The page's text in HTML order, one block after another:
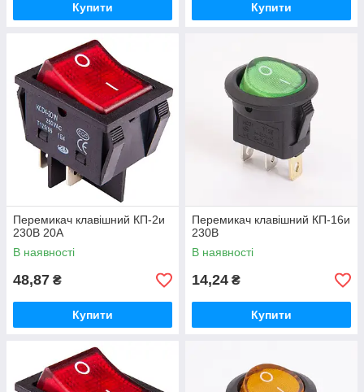
Купити Купити
Перемикач клавішний КП-2и
230В 20А
В наявності
48,87 ₴
Купити
Перемикач клавішний КП-16и
230В
В наявності
14,24 ₴
Купити